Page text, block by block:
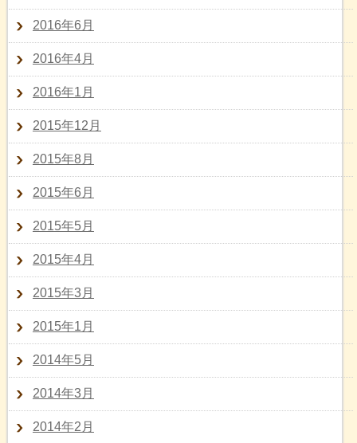
2016年6月
2016年4月
2016年1月
2015年12月
2015年8月
2015年6月
2015年5月
2015年4月
2015年3月
2015年1月
2014年5月
2014年3月
2014年2月